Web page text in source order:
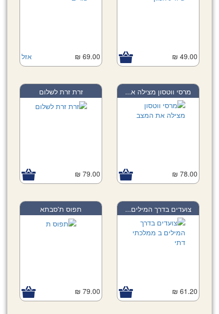
49.00 ₪ אזל 69.00 ₪
מרסי ווטסון מצילה א...
78.00 ₪
זרת זרת לשלום
79.00 ₪
צועדים בדרך המילים...
61.20 ₪
תפוס ת'סבתא
79.00 ₪